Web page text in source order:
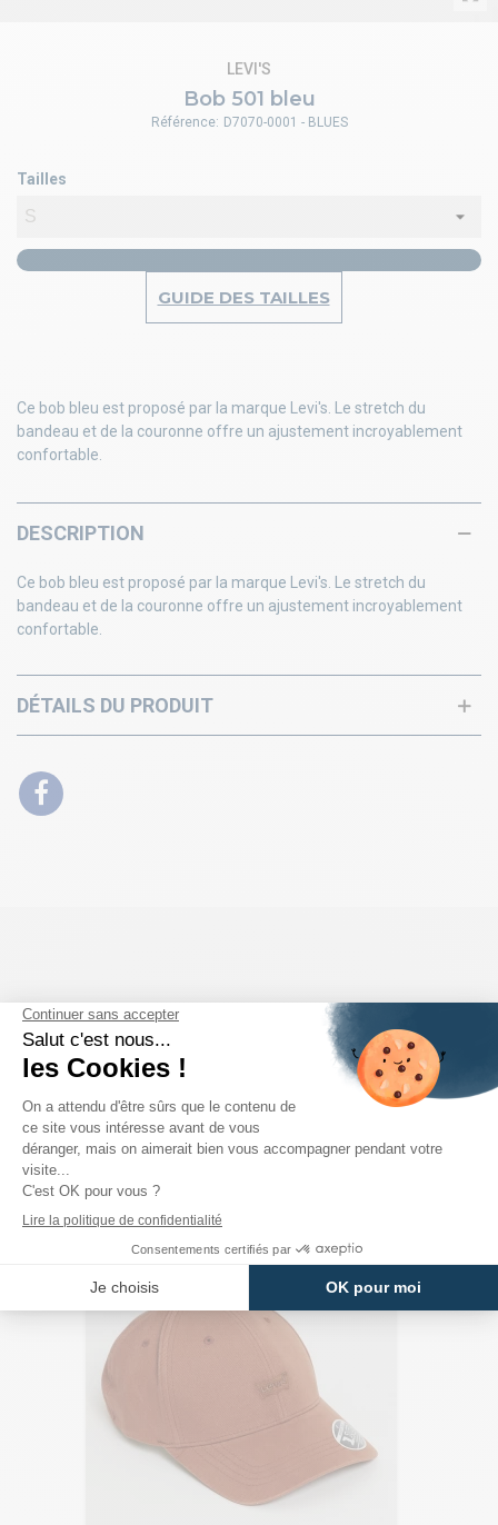
Bob 501 bleu
LEVI'S
Ce bob bleu est proposé par la marque Levi's. Le stretch du
bandeau et de la couronne offre un ajustement incroyablement
confortable.
Tailles
GUIDE DES TAILLES
Référence: D7070-0001 - BLUES
DESCRIPTION
Ce bob bleu est proposé par la marque Levi's. Le stretch du
bandeau et de la couronne offre un ajustement incroyablement
confortable.
DÉTAILS DU PRODUIT
PRODUITS DE LA MÊME CATÉGORIE